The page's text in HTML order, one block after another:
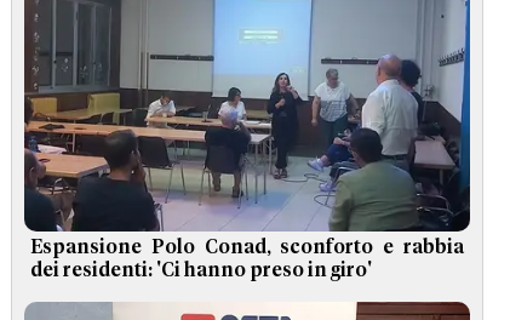
Espansione Polo Conad, sconforto e rabbia
dei residenti: 'Ci hanno preso in giro'